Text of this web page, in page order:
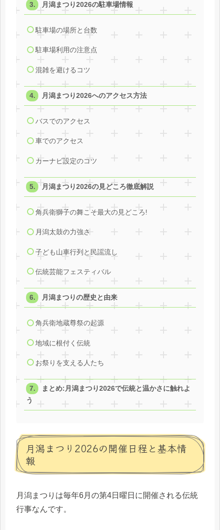
月潟まつり2026の駐車場情報
駐車場の場所と台数
駐車場利用の注意点
混雑を避けるコツ
月潟まつり2026へのアクセス方法
バスでのアクセス
車でのアクセス
カーナビ設定のコツ
月潟まつり2026の見どころ徹底解説
角兵衛獅子の舞こそ最大の見どころ!
月潟太鼓の力強さ
子ども山車行列と民謡流し
伝統芸能フェスティバル
月潟まつりの歴史と由来
角兵衛地蔵尊祭の起源
地域に根付く伝統
お祭りを支える人たち
まとめ:月潟まつり2026で伝統と温かさに触れよ
う
月潟まつり2026の開催日程と基本情
報
月潟まつりは毎年6月の第4日曜日に開催される伝統
行事なんです。